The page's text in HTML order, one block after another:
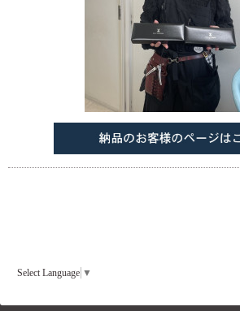
Select Language ▼